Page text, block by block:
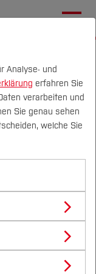
Quicklinks
Analyse- und
erfahren Sie
verarbeiten und
Sie genau sehen
welche Sie